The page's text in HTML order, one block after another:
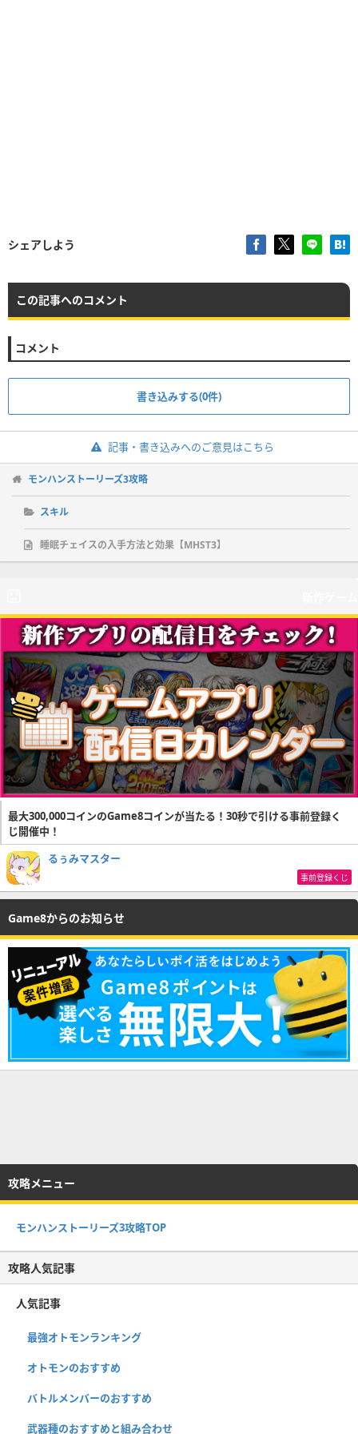
シェアしよう
この記事へのコメント
コメント
書き込みする(0件)
記事・書き込みへのご意見はこちら
モンハンストーリーズ3攻略
スキル
睡眠チェイスの入手方法と効果【MHST3】
最大300,000コインのGame8コインが当たる！30秒で引ける事前登録く
じ開催中！
るぅみマスター
事前登録くじ
Game8からのお知らせ
攻略メニュー
モンハンストーリーズ3攻略TOP
攻略人気記事
人気記事
最強オトモンランキング
オトモンのおすすめ
バトルメンバーのおすすめ
武器種のおすすめと組み合わせ